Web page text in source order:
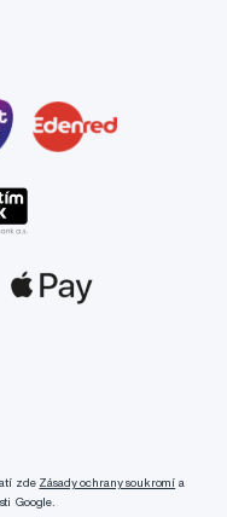
zde Zásady ochrany soukromí a
Google.